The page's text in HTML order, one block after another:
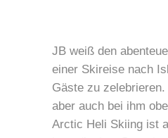
JB weiß den
einer Skireise nach
Gäste zu
aber auch bei ihm
Arctic Heli Skiing ist